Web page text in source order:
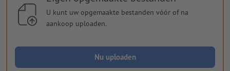
U kunt uw opgemaakte bestanden vóór of na
aankoop uploaden.
Nu uploaden